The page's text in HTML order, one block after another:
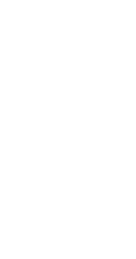
aktuella kampanjer.